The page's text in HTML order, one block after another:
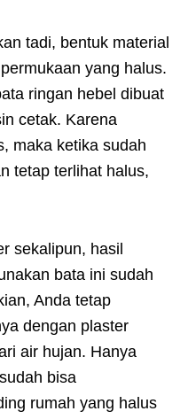
tadi, bentuk material
yang halus.
ringan hebel dibuat
cetak. Karena
maka ketika sudah
tetap terlihat halus,
sekalipun, hasil
bata ini sudah
Anda tetap
dengan plaster
air hujan. Hanya
bisa
rumah yang halus